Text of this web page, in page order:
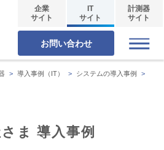
企業
サイト
IT
サイト
計測器
サイト
お問い合わせ
> 導入事例（IT） > システムの導入事例
>
ま 導入事例